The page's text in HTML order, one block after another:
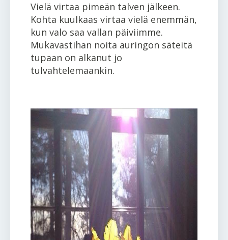
Vielä virtaa pimeän talven jälkeen.
Kohta kuulkaas virtaa vielä enemmän,
kun valo saa vallan päiviimme.
Mukavastihan noita auringon säteitä
tupaan on alkanut jo
tulvahtelemaankin.